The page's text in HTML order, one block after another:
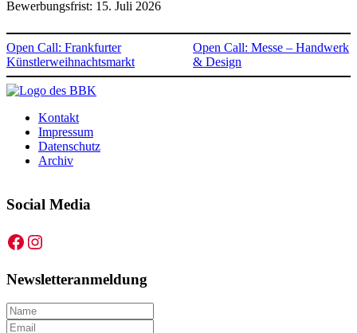
Bewerbungsfrist: 15. Juli 2026
Open Call: Frankfurter
Künstlerweihnachtsmarkt
Open Call: Messe – Handwerk
& Design
Kontakt
Impressum
Datenschutz
Archiv
Social Media
Facebook
Instagram
Newsletteranmeldung